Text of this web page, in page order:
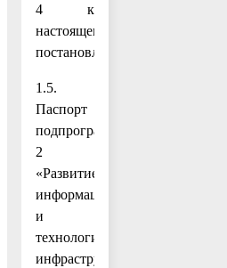
4 к
настоящему
постановлению;
1.5.
Паспорт
подпрограммы
2
«Развитие
информационной
и
технологической
инфраструктуры